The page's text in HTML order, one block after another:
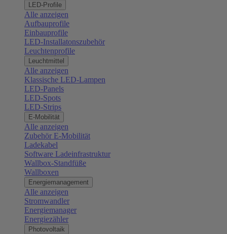
LED-Profile
Alle anzeigen
Aufbauprofile
Einbauprofile
LED-Installatonszubehör
Leuchtenprofile
Leuchtmittel
Alle anzeigen
Klassische LED-Lampen
LED-Panels
LED-Spots
LED-Strips
E-Mobilität
Alle anzeigen
Zubehör E-Mobilität
Ladekabel
Software Ladeinfrastruktur
Wallbox-Standfüße
Wallboxen
Energiemanagement
Alle anzeigen
Stromwandler
Energiemanager
Energiezähler
Photovoltaik